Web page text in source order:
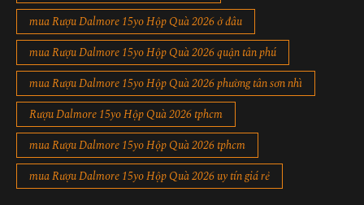
mua Rượu Dalmore 15yo Hộp Quà 2026 ở đâu
mua Rượu Dalmore 15yo Hộp Quà 2026 quận tân phú
mua Rượu Dalmore 15yo Hộp Quà 2026 phường tân sơn nhì
Rượu Dalmore 15yo Hộp Quà 2026 tphcm
mua Rượu Dalmore 15yo Hộp Quà 2026 tphcm
mua Rượu Dalmore 15yo Hộp Quà 2026 uy tín giá rẻ